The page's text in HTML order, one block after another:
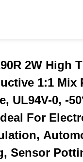
Thermal
1:1 Mix
UL94V-0, -
For
Sensor